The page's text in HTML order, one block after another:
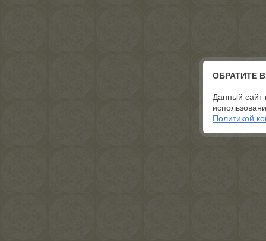
ОБРАТИТЕ
Данный сайт
Политикой